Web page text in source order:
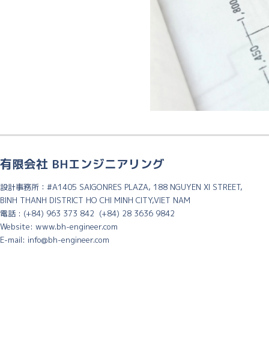
有限会社 BHエンジニアリング
設計事務所：#A1405 SAIGONRES PLAZA, 188 NGUYEN XI STREET,
BINH THANH DISTRICT HO CHI MINH CITY,VIET NAM
電話 : (+84) 963 373 842 (+84) 28 3636 9842
Website: www.bh-engineer.com
E-mail: info@bh-engineer.com